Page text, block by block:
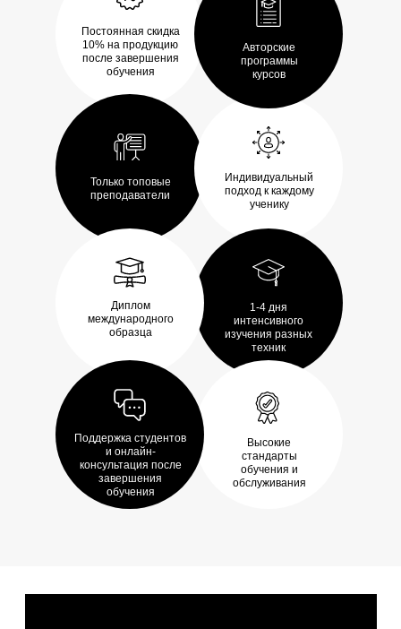
Только топовые
преподаватели
1-4 дня
интенсивного
изучения разных
техник
Авторские
программы
курсов
Поддержка студентов
и онлайн-
консультация после
завершения
обучения
Диплом
международного
образца
Постоянная скидка
10% на продукцию
после завершения
обучения
Индивидуальный
подход к каждому
ученику
Высокие
стандарты
обучения и
обслуживания